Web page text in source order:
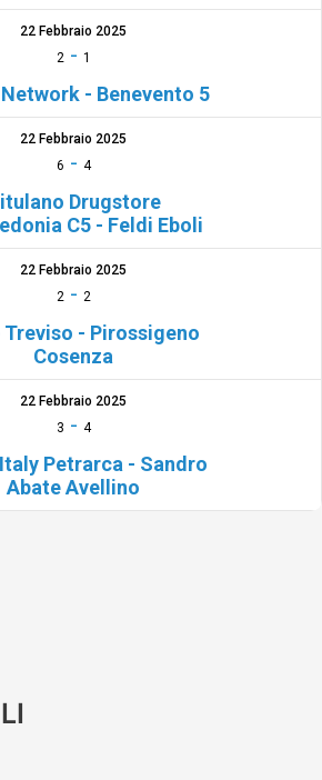
22 Febbraio 2025
2- 1
- Benevento 5
22 Febbraio 2025
6 - 4
Drugstore
C5 - Feldi Eboli
22 Febbraio 2025
2- 2
Treviso - Pirossigeno
Cosenza
22 Febbraio 2025
3 - 4
Petrarca - Sandro
Abate Avellino